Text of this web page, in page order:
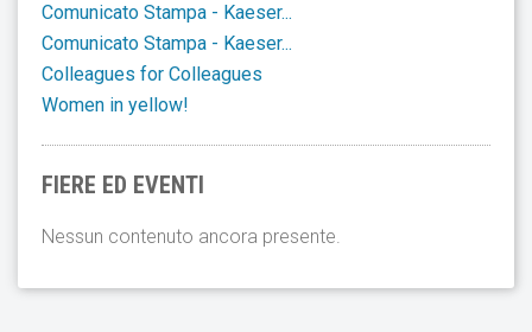
Comunicato Stampa - Kaeser...
Comunicato Stampa - Kaeser...
Colleagues for Colleagues
Women in yellow!
FIERE ED EVENTI
Nessun contenuto ancora presente.